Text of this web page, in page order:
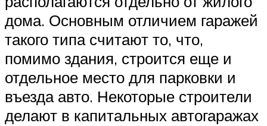
дома. Основным отличием гаражей
такого типа считают то, что,
помимо здания, строится еще и
отдельное место для парковки и
въезда авто. Некоторые строители
делают в капитальных автогаражах